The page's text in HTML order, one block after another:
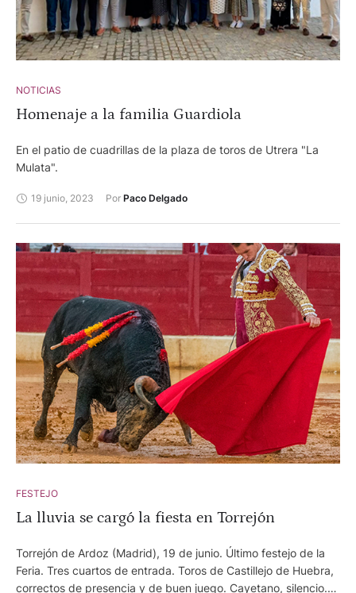
NOTICIAS
Homenaje a la familia Guardiola
En el patio de cuadrillas de la plaza de toros de Utrera "La
Mulata".
19 junio, 2023 Por Paco Delgado
FESTEJO
La lluvia se cargó la fiesta en Torrejón
Torrejón de Ardoz (Madrid), 19 de junio. Último festejo de la
Feria. Tres cuartos de entrada. Toros de Castillejo de Huebra,
correctos de presencia y de buen juego. Cayetano, silencio.